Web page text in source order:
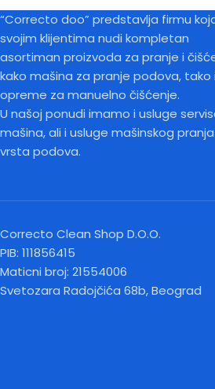
“Correcto doo” predstavlja firmu
svojim klijentima nudi kompletan
asortiman proizvoda za pranje i
kako mašina za pranje podova, tako i
opreme za manuelno čišćenje.
U našoj ponudi imamo i usluge
mašina, ali i usluge mašinskog
vrsta podova.
Correcto Clean Shop D.O.O.
PIB: 111856415
Maticni broj: 21554006
Svetozara Radojčića 68b, Beograd